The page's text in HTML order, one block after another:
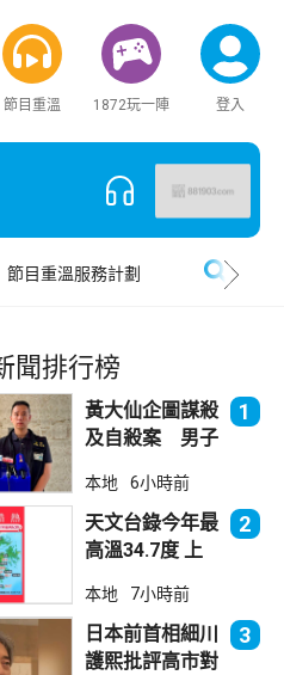
節目重溫 1872玩一陣 登入
節目重溫服務計劃
聞排行榜
黃大仙企圖謀殺
及自殺案 男子
墮樓亡
1
本地 6小時前
天文台錄今年最
高溫34.7度 上
2
本地 7小時前
日本前首相細川
護熙批評高市對
3